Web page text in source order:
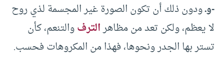
-وـودون ذلك أن تكون الصورة غير المجسمة لذي روح
لا يعظم، ولكن تعد من مظاهرالترفوالتنعم، كأن
تستر بها الجدر ونحوها، فهذا من المكروهات فحسب.